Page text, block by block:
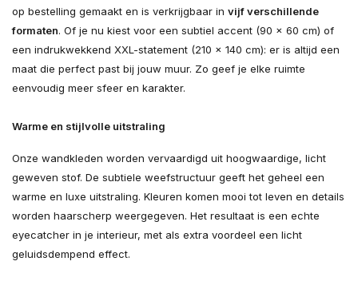
op bestelling gemaakt en is verkrijgbaar in vijf verschillende
formaten. Of je nu kiest voor een subtiel accent (90 × 60 cm) of
een indrukwekkend XXL-statement (210 × 140 cm): er is altijd een
maat die perfect past bij jouw muur. Zo geef je elke ruimte
eenvoudig meer sfeer en karakter.
Warme en stijlvolle uitstraling
Onze wandkleden worden vervaardigd uit hoogwaardige, licht
geweven stof. De subtiele weefstructuur geeft het geheel een
warme en luxe uitstraling. Kleuren komen mooi tot leven en details
worden haarscherp weergegeven. Het resultaat is een echte
eyecatcher in je interieur, met als extra voordeel een licht
geluidsdempend effect.